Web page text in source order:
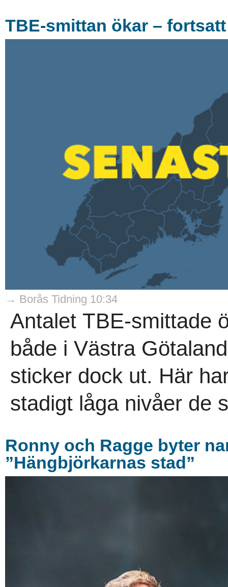
TBE-smittan ökar –
→ Borås Tidning 10:34
Antalet TBE-smittade
både i Västra
sticker dock ut. Här
stadigt låga nivåer de
Ronny och Ragge byter
”Hängbjörkarnas stad”